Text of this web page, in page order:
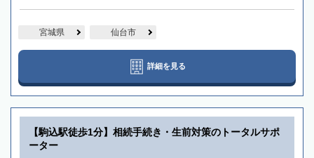
宮城県 仙台市
詳細を見る
【駒込駅徒歩1分】相続手続き・生前対策のトータルサポ
ーター